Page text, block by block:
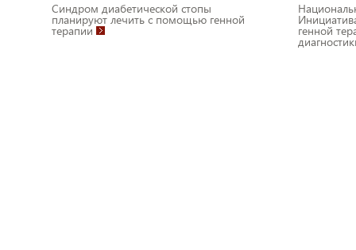
Синдром диабетической стопы
планируют лечить с помощью генной
терапии генной